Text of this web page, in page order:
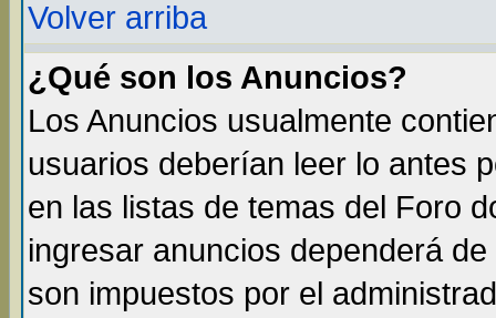
Volver arriba
¿Qué son los Anuncios?
Los Anuncios usualmente
usuarios deberían leer lo antes
en las listas de temas del Foro
ingresar anuncios dependerá
son impuestos por el